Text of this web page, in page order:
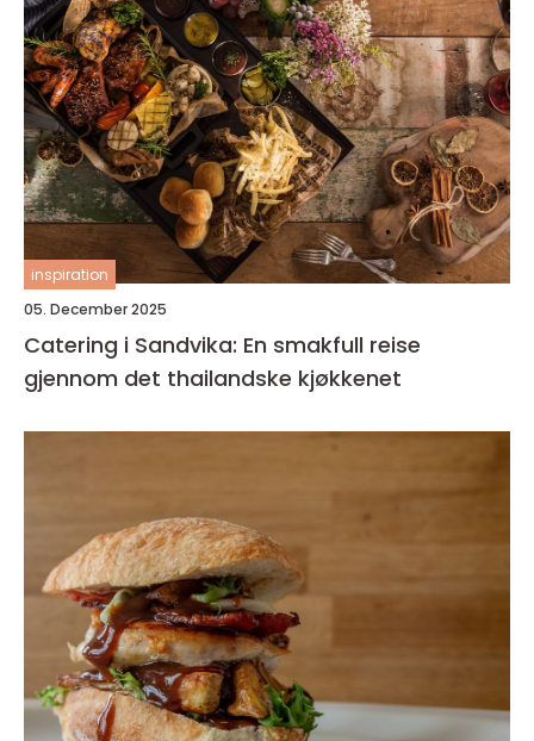
inspiration
05. December 2025
Catering i Sandvika: En smakfull reise
gjennom det thailandske kjøkkenet